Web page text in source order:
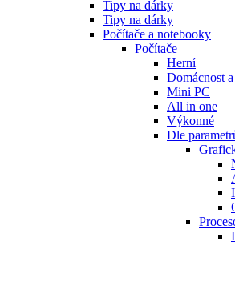
Tipy na dárky
Tipy na dárky
Počítače a notebooky
Počítače
Herní
Domácnost
Mini PC
All in one
Výkonné
Dle